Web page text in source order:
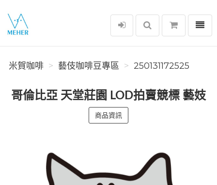
米賀咖啡
選單
米賀咖啡 藝伎咖啡豆專區 250131172525
哥倫比亞 天堂莊園 LOD拍賣競標 藝妓
商品資訊